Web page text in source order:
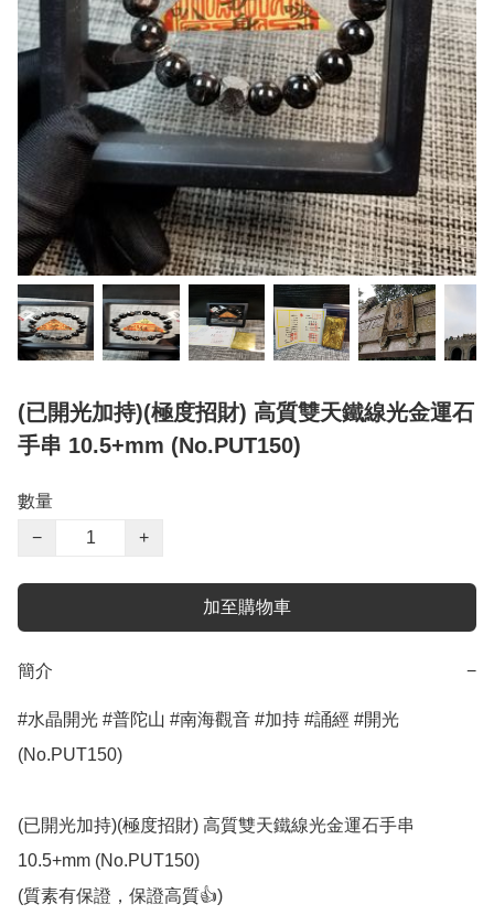
(已開光加持)(極度招財) 高質雙天鐵線光金運石
手串 10.5+mm (No.PUT150)
數量
−
+
加至購物車
簡介 −
#水晶開光 #普陀山 #南海觀音 #加持 #誦經 #開光
(No.PUT150)
(已開光加持)(極度招財) 高質雙天鐵線光金運石手串
10.5+mm (No.PUT150)
(質素有保證，保證高質👍)